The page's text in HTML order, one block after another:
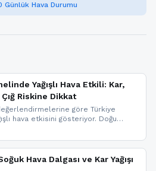
Günlük Hava Durumu
Yağışlı Hava Etkili: Kar,
Riskine Dikkat
göre Türkiye
hava etkisini gösteriyor. Doğu
yağışı beklenirken Marmara ve
bulunuyor. İç kesimlerde sis ve pus
mesafesinde azalma
belirtiliyor.
Hava Dalgası ve Kar Yağışı